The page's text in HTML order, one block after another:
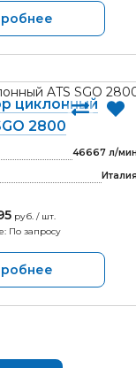
циклонный
2800
46667 л/мин
Италия
руб. / шт.
По запросу